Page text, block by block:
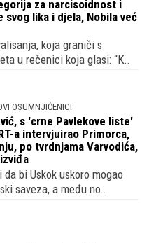
za narcisoidnost i
svog lika i djela, Nobila već
koja graniči s
u rečenici koja glasi: “K..
OSUMNJIČENICI
s 'crne Pavlekove liste'
a intervjuirao Primorca,
po tvrdnjama Varvodića,
bi Uskok uskoro mogao
saveza, a među no..